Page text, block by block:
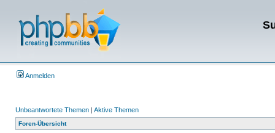
Anmelden
Unbeantwortete Themen | Aktive Themen
Foren-Übersicht